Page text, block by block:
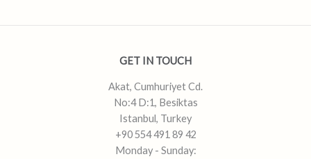
GET IN TOUCH
Akat, Cumhuriyet Cd.
No:4 D:1, Besiktas
Istanbul, Turkey
+90 554 491 89 42
Monday - Sunday: